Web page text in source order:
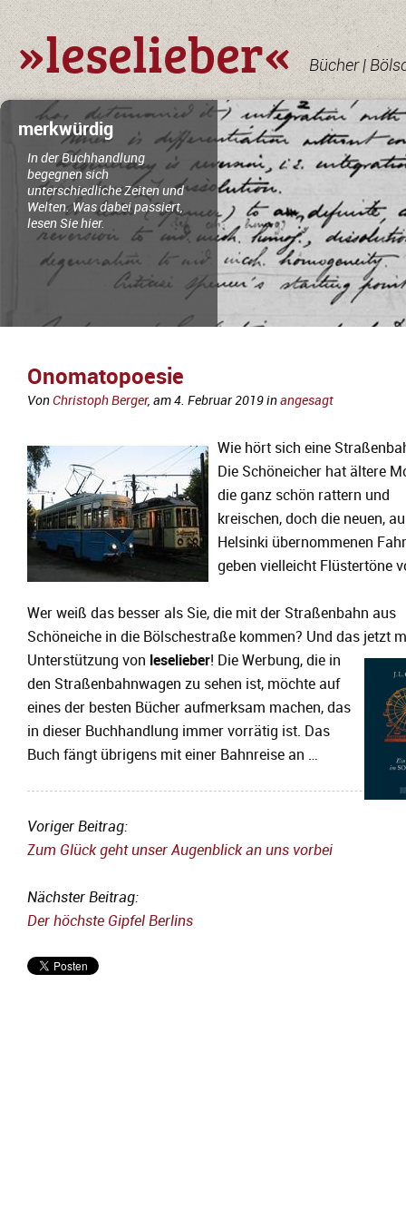
»leselieber« Bücher |
merkwürdig
In der Buchhandlung
begegnen sich
unterschiedliche Zeiten und
Welten. Was dabei passiert,
lesen Sie hier.
Onomatopoesie
VonChristoph Berger, am4. Februar 2019inangesagt
Wie hört sich eine
Die Schöneicher hat ältere
die ganz schön rattern und
kreischen, doch die neuen,
Helsinki übernommenen
geben vielleicht Flüstertöne
Wer weiß das besser als Sie, die mit der Straßenbahn aus
Schöneiche in die Bölschestraße kommen? Und das jetzt
Unterstützung von leselieber! Die Werbung, die in
den Straßenbahnwagen zu sehen ist, möchte auf
eines der besten Bücher aufmerksam machen, das
in dieser Buchhandlung immer vorrätig ist. Das
Buch fängt übrigens mit einer Bahnreise an …
Voriger Beitrag:
Zum Glück geht unser Augenblick an uns vorbei
Nächster Beitrag:
Der höchste Gipfel Berlins